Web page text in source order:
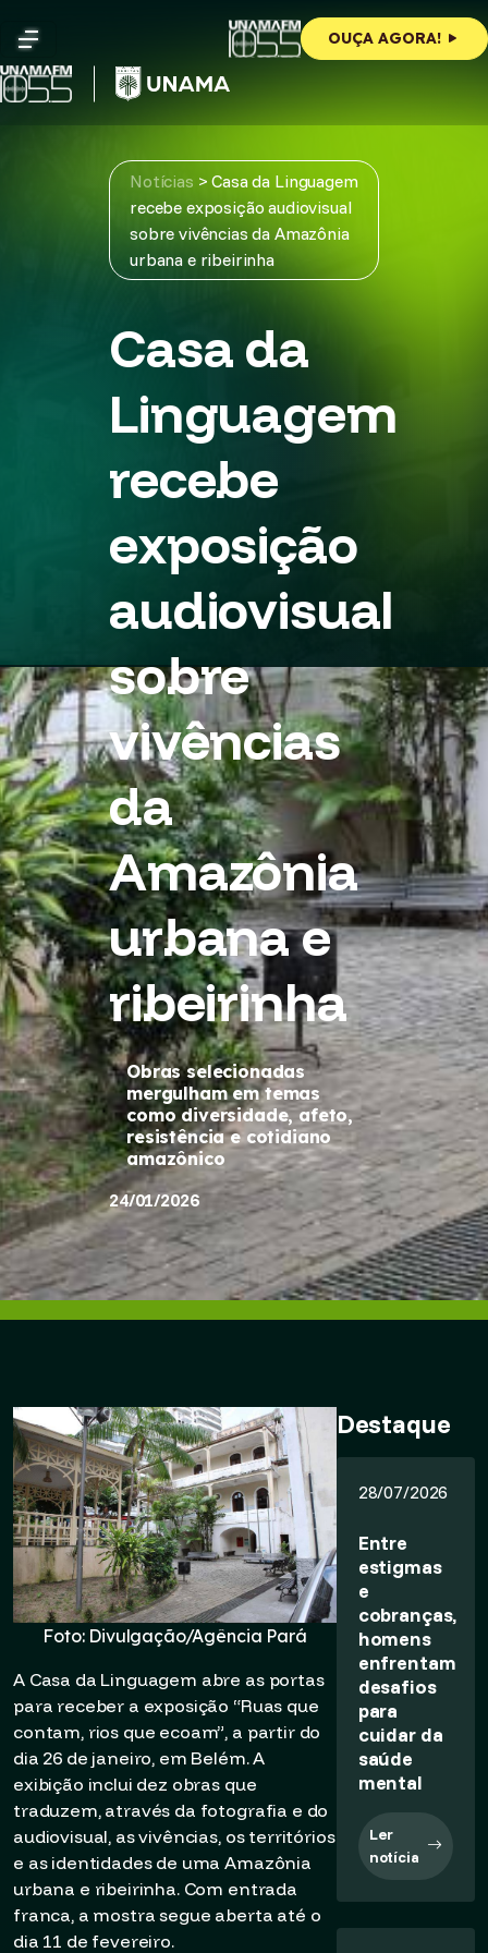
content
OUÇA AGORA!
Notícias >Casa da Linguagem
recebe exposição audiovisual
sobre vivências da Amazônia
urbana e ribeirinha
Casa da
Linguagem
recebe
exposição
audiovisual
sobre
vivências
da
Amazônia
urbana e
ribeirinha
Obras selecionadas
mergulham em temas
como diversidade, afeto,
resistência e cotidiano
amazônico
24/01/2026
Foto: Divulgação/Agência Pará
A Casa da Linguagem abre as portas
para receber a exposição “Ruas que
contam, rios que ecoam”, a partir do
dia 26 de janeiro, em Belém. A
exibição inclui dez obras que
traduzem, através da fotografia e do
audiovisual, as vivências, os territórios
e as identidades de uma Amazônia
urbana e ribeirinha. Com entrada
franca, a mostra segue aberta até o
dia 11 de fevereiro.
Destaque
28/07/2026
Entre
estigmas
e
cobranças,
homens
enfrentam
desafios
para
cuidar da
saúde
mental
Ler
notícia